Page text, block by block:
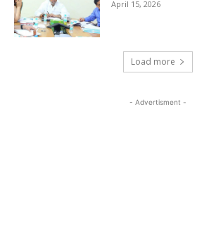
April 15, 2026
Load more
- Advertisment -